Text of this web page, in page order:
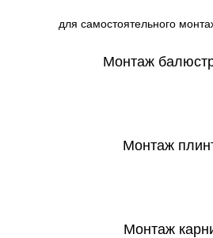
для самостоятельного
Монтаж
Монтаж
Монтаж